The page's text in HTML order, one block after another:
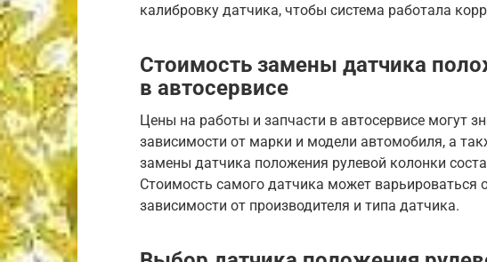
калибровку датчика, чтобы система работала
Стоимость замены датчика
в автосервисе
Цены на работы и запчасти в автосервисе могут
зависимости от марки и модели автомобиля, а
замены датчика положения рулевой колонки
Стоимость самого датчика может варьироваться
зависимости от производителя и типа датчика.